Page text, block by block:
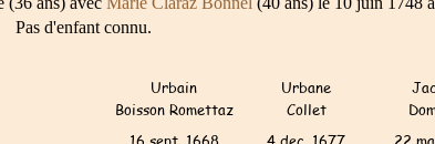
Pas d'enfant connu.